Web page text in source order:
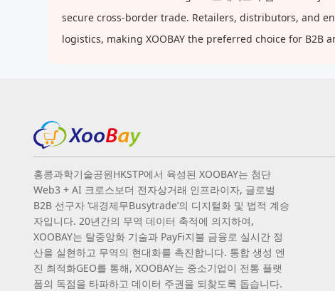
secure cross-border trade. Retailers, distributors, and
logistics, making XOOBAY the preferred choice for B2B
홍콩과학기술공원HKSTP에서 육성된 XOOBAY는 첨단
Web3 + AI 크로스보더 전자상거래 인프라이자, 글로벌
B2B 선구자 ‘대경제무Busytrade’의 디지털화 및 법적 계승
자입니다. 20년간의 무역 데이터 축적에 의지하여,
XOOBAY는 탈중앙화 기술과 PayFi지불 금융로 실시간 정
산을 실현하고 무역의 현대화를 촉진합니다. 통합 생성 엔
진 최적화GEO를 통해, XOOBAY는 중소기업이 전통 플랫
폼의 독점을 타파하고 데이터 주권을 되찾도록 돕습니다.